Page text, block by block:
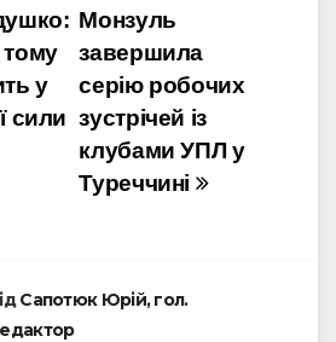
Монзуль
завершила
серію робочих
зустрічей із
клубами УПЛ у
Туреччині
у
сили
Сапотюк Юрій, гол.